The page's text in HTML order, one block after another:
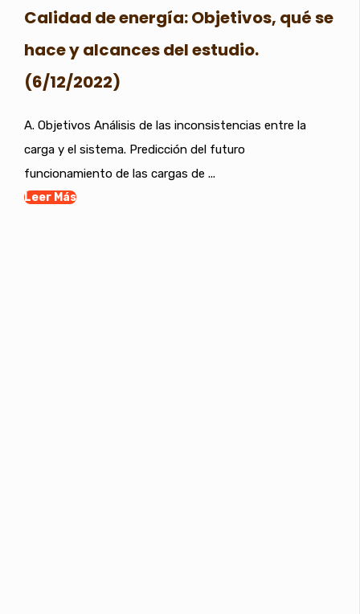
Calidad de energía: Objetivos, qué se
hace y alcances del estudio.
(6/12/2022)
A. Objetivos Análisis de las inconsistencias entre la
carga y el sistema. Predicción del futuro
funcionamiento de las cargas de ...
Leer Más